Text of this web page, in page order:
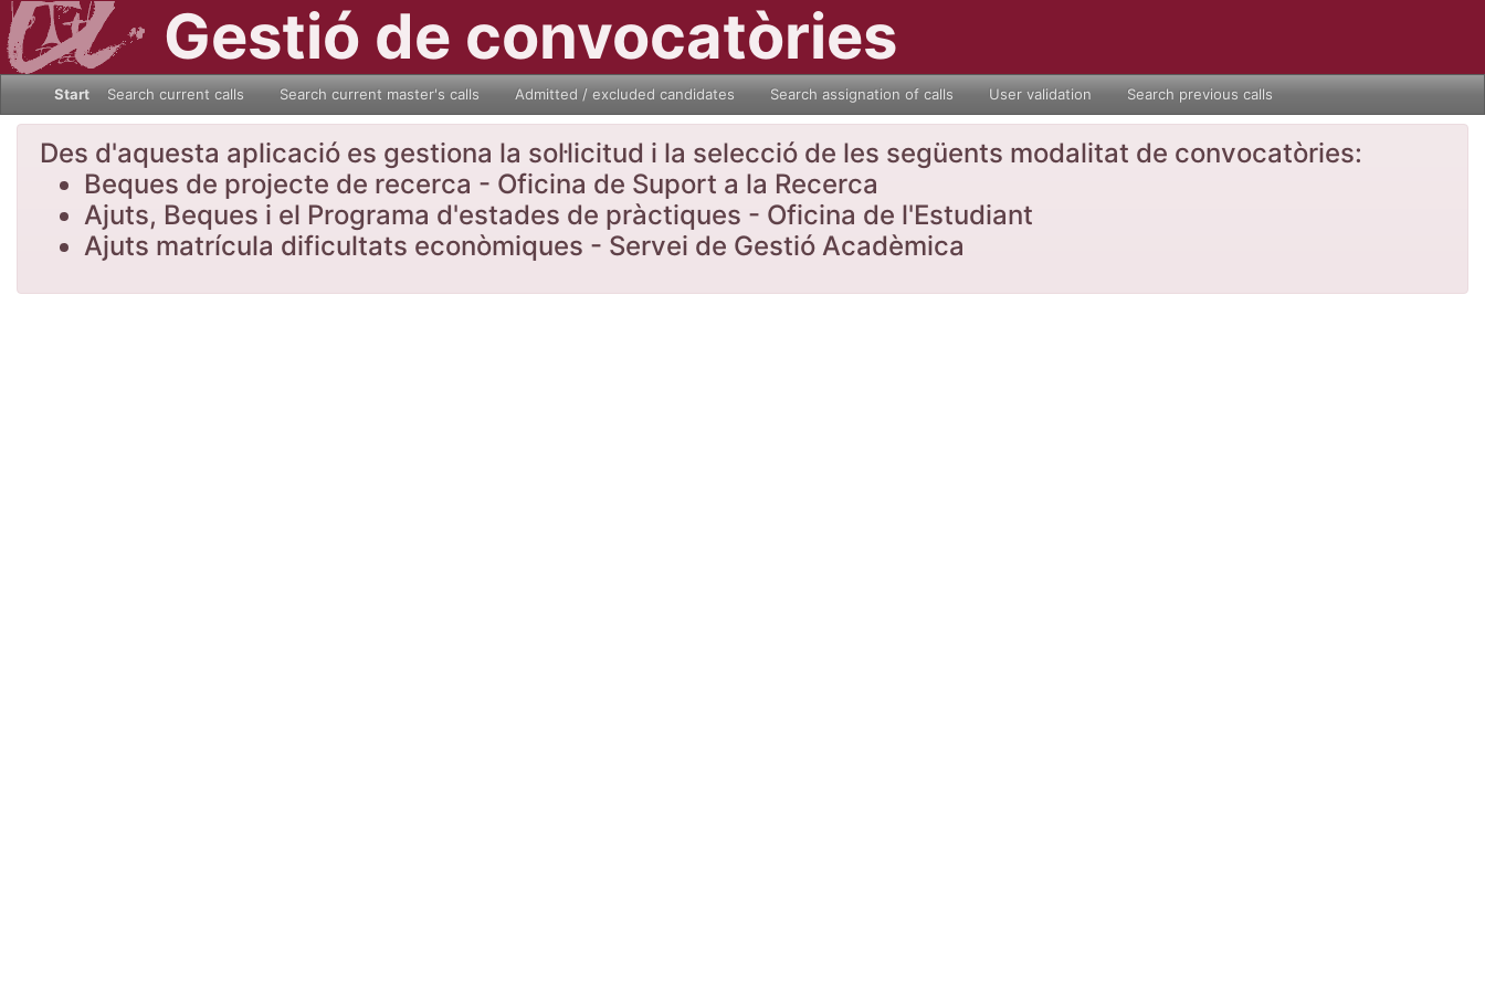
Gestió de convocatòries
Start Search current calls Search current master's calls Admitted / excluded candidates Search assignation of calls User validation Search previous calls
Des d'aquesta aplicació es gestiona la sol·licitud i la selecció de les següents modalitat de convocatòries:
Beques de projecte de recerca - Oficina de Suport a la Recerca
Ajuts, Beques i el Programa d'estades de pràctiques - Oficina de l'Estudiant
Ajuts matrícula dificultats econòmiques - Servei de Gestió Acadèmica